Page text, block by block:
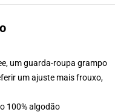
um guarda-roupa grampo
um ajuste mais frouxo,
100% algodão